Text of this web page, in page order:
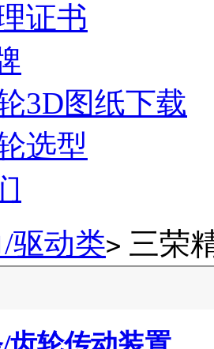
证书
3D图纸下载
选型
驱动类> 三荣